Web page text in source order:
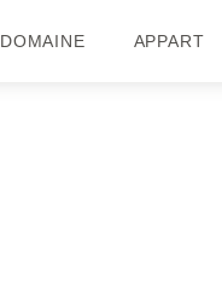
DOMAINE APPART